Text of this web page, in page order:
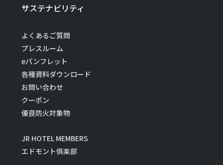
サステナビリティ
よくあるご質問
プレスルーム
eパンフレット
各種資料ダウンロード
お問い合わせ
クーポン
優良防火対象物
JR HOTEL MEMBERS
エドモント倶楽部